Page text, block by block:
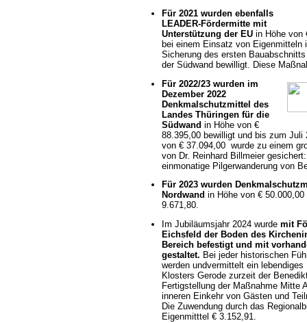
Für 2021 wurden ebenfalls
LEADER-Fördermitte mit
Unterstützung der EU in Höhe von
bei einem Einsatz von Eigenmitteln
Sicherung des ersten Bauabschnitts
der Südwand bewilligt. Diese
Für 2022/23 wurden im
Dezember 2022
Denkmalschutzmittel des
Landes Thüringen für die
Südwand in Höhe von €
88.395,00 bewilligt und bis zum
von € 37.094,00 wurde zu einem
von Dr. Reinhard Billmeier
einmonatige Pilgerwanderung von
Für 2023 wurden
Nordwand in Höhe von €
9.671,80.
Im Jubiläumsjahr 2024 wurde mit
Eichsfeld der Boden des
Bereich befestigt und mit
gestaltet. Bei jeder historischen
werden undvermittelt ein
Klosters Gerode zurzeit der
Fertigstellung der Maßnahme Mitte
inneren Einkehr von Gästen und
Die Zuwendung durch das
Eigenmitttel € 3.152,91.